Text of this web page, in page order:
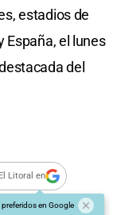
estadios de
España, el lunes
del
Litoral en
en Google